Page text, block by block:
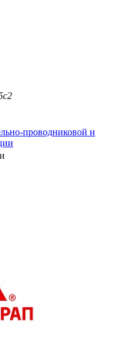
проводниковой и